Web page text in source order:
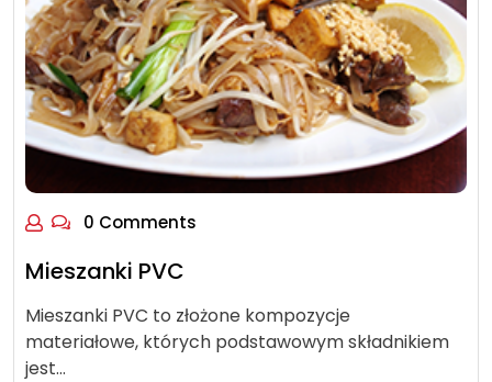
0 Comments
Mieszanki PVC
Mieszanki PVC to złożone kompozycje
materiałowe, których podstawowym składnikiem
jest…